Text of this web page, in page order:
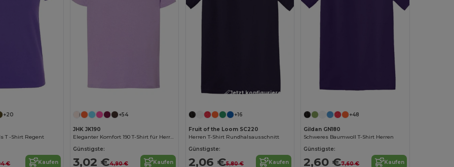
+20
T -Shirt Regent
€ Kaufen
+54
JHK JK190
Eleganter Komfort 190 T-Shirt für Herren
Günstigste:
3,02 €4,90 € Kaufen
Jetzt konfigurieren!
+16
Fruit of the Loom SC220
Herren T-Shirt Rundhalsausschnitt
Günstigste:
2,06 €5,80 € Kaufen
Jetzt konfigurieren!
+48
Gildan GN180
Schweres Baumwoll T-Shirt Herren
Günstigste:
2,60 €7,60 € Kaufen